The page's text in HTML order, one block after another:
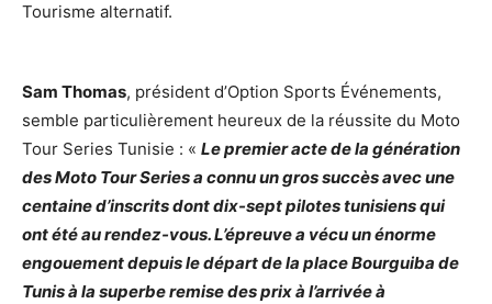
Tourisme alternatif.
Sam Thomas, président d’Option Sports Événements,
semble particulièrement heureux de la réussite du Moto
Tour Series Tunisie : « Le premier acte de la génération
des Moto Tour Series a connu un gros succès avec une
centaine d’inscrits dont dix-sept pilotes tunisiens qui
ont été au rendez-vous. L’épreuve a vécu un énorme
engouement depuis le départ de la place Bourguiba de
Tunis à la superbe remise des prix à l’arrivée à